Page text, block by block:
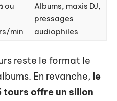
ou
min
Albums, maxis DJ,
pressages
audiophiles
reste le format le
En revanche, le
tours offre un sillon